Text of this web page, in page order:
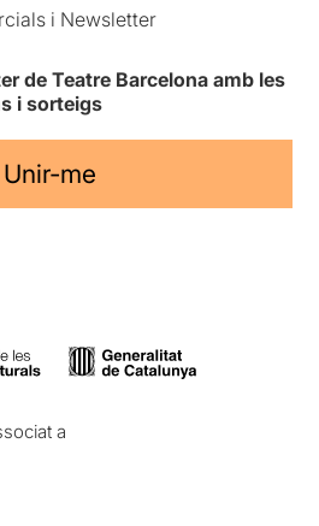
i Newsletter
de Teatre Barcelona amb les
i sorteigs
Unir-me
a